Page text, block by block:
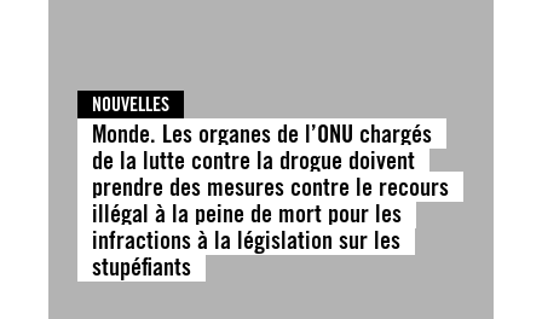
NOUVELLES
Monde. Les organes de l’ONU chargés
de la lutte contre la drogue doivent
prendre des mesures contre le recours
illégal à la peine de mort pour les
infractions à la législation sur les
stupéfiants